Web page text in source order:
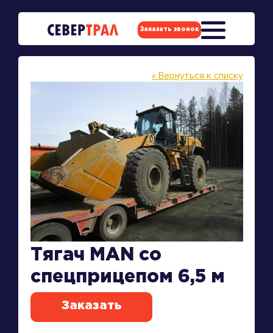
Заказать звонок
« Вернуться к списку
Тягач MAN со
спецприцепом 6,5 м
Заказать